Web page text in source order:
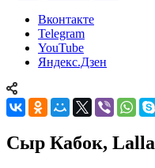
Вконтакте
Telegram
YouTube
Яндекс.Дзен
Сыр Кабок, Lalla